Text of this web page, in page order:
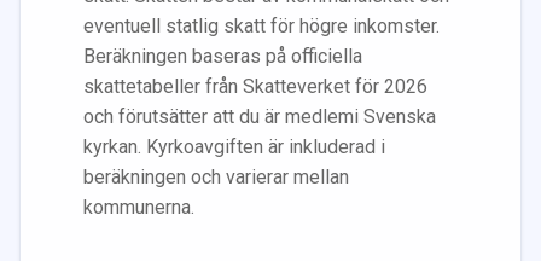
eventuell statlig skatt för högre inkomster.
Beräkningen baseras på officiella
skattetabeller från Skatteverket för 2026
och förutsätter att du är medlemi Svenska
kyrkan. Kyrkoavgiften är inkluderad i
beräkningen och varierar mellan
kommunerna.